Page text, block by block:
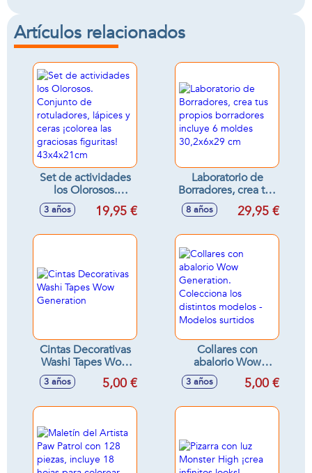
Artículos relacionados
Set de actividades
los Olorosos.
Conjunto de
rotuladores, lápices
graciosas figuritas!
3 años 19,95 €
Laboratorio de
Borradores, crea tus
propios borradores
incluye 6 moldes
8 años 29,95 €
Cintas Decorativas
Washi Tapes Wow
Generation
3 años 5,00 €
Collares con
abalorio Wow
Generation.
Colecciona los
3 años 5,00 €